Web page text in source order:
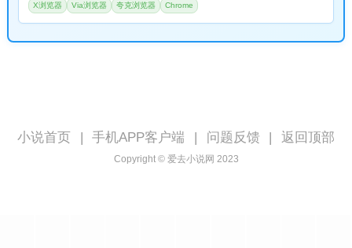
X浏览器 Via浏览器 夸克浏览器 Chrome
小说首页 手机APP客户端 问题反馈 返回顶部
Copyright © 爱去小说网 2023